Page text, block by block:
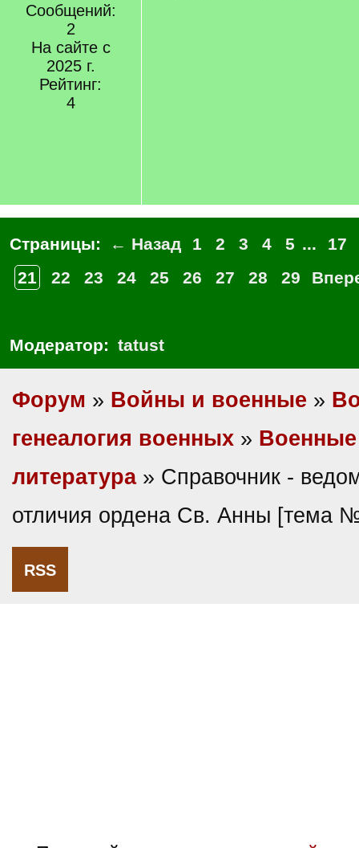
Сообщений:
2
На сайте с
2025 г.
Рейтинг:
4
Страницы: ← Назад 1 2 3 4 5 ...
17
21
22 23 24 25 26 27 28 29
Модератор: tatust
Форум » Войны и военные »
генеалогия военных » Военные
литература» Справочник -
отличия ордена Св. Анны [тема
RSS